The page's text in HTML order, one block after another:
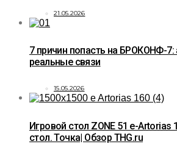
21.05.2026
7 причин попасть на БРОКОНФ-7:
реальные связи
15.05.2026
Игровой стол ZONE 51 e-Artorias
стол. Точка| Обзор THG.ru